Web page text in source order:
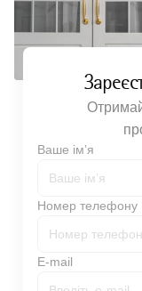
Ваше імʼя
Номер телефону
E-mail